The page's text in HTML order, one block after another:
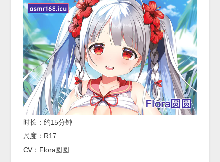
时长：约15分钟
尺度：R17
CV：Flora圆圆